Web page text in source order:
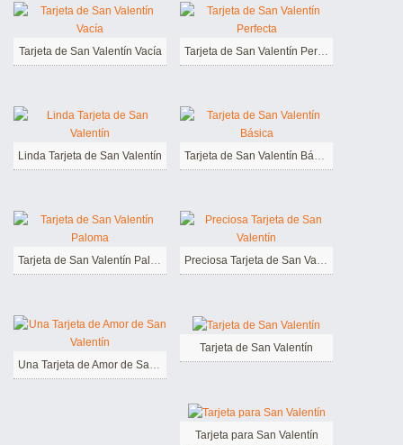
Tarjeta de San Valentín Vacía Tarjeta de San Valentín Perfecta
Linda Tarjeta de San Valentín Tarjeta de San Valentín Básica
Tarjeta de San Valentín Paloma Preciosa Tarjeta de San Valentín
Una Tarjeta de Amor de San Valentín
Tarjeta de San Valentín
Tarjeta para San Valentín